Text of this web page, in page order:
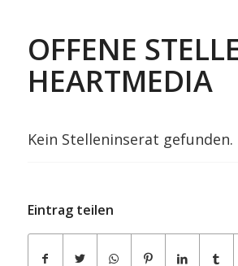
OFFENE
HEARTMEDIA
Kein Stelleninserat gefunden.
Eintrag teilen